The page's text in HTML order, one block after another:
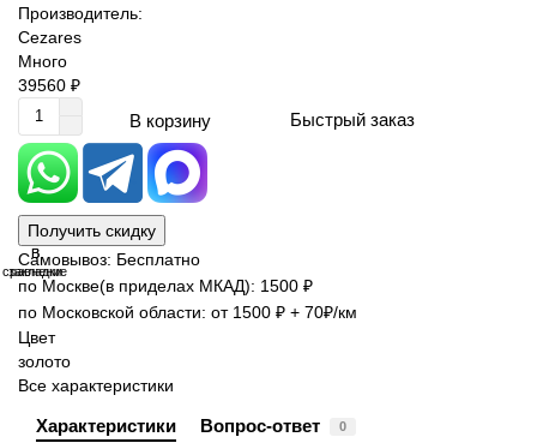
Производитель:
Cezares
Много
39560 ₽
В корзину Быстрый заказ
Получить скидку
В
закладки
В
сравнение
Самовывоз: Бесплатно
по Москве(в приделах МКАД): 1500 ₽
по Московской области: от 1500 ₽ + 70₽/км
Цвет
золото
Все характеристики
Характеристики Вопрос-ответ 0